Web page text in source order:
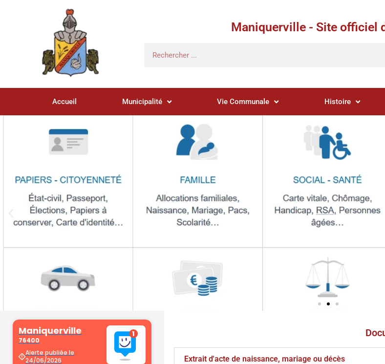
Maniquerville - Site officiel
Accueil Municipalité Vie Communale Histoire
Démarches
Extrait d'acte de naissance, mariage ou décès